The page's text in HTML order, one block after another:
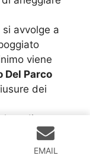
avvolge a
viene
Del Parco
dei
di
al cui interno
che
EMAIL